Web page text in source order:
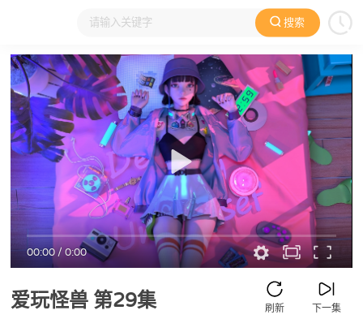
搜索
大家在看 日本动漫 国产动漫 欧美动漫 动漫电影
00:00/0:00
爱玩怪兽 第29集 下一集
刷新